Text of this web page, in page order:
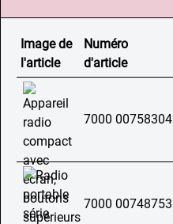
Image de
l'article
Numéro
d'article
7000 00758304
7000 00748753